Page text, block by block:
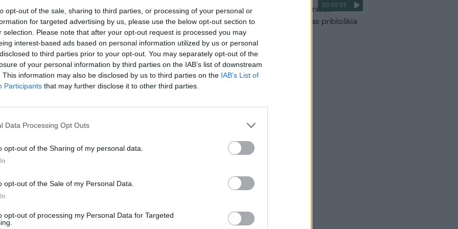
opt-out of the sale, sharing to third parties, or processing of your personal or
for targeted advertising by us, please use the below opt-out section to
selection. Please note that after your opt-out request is processed you may
interest-based ads based on personal information utilized by us or personal
to third parties prior to your opt-out. You may separately opt-out of the
of your personal information by third parties on the IAB’s list of downstream
This information may also be disclosed by us to third parties on the IAB’s List of
Participants that may further disclose it to other third parties.
Data Processing Opt Outs
opt-out of the Sharing of my personal data.
opt-out of the Sale of my Personal Data.
opt-out of processing my Personal Data for Targeted
Argentina Egiptas Etiopija
Arabų Emyratai (JAE)
Prancūzijoje sustabdytas gaisro plitimas:
Žinios Pasaulis
00:01:00
Ispanija mėnesiui įvedė sienų kontrolę iš
00:00:59
Nufilmavo, kaip patvino Vilniaus
Vakarinis aplinkkelis: vaizdas pribloškia
Žinios